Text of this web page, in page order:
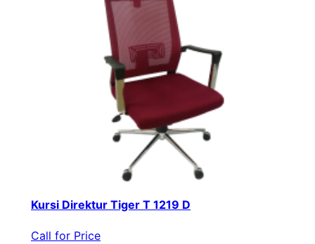
Kursi Direktur Tiger T 1219 D
Call for Price